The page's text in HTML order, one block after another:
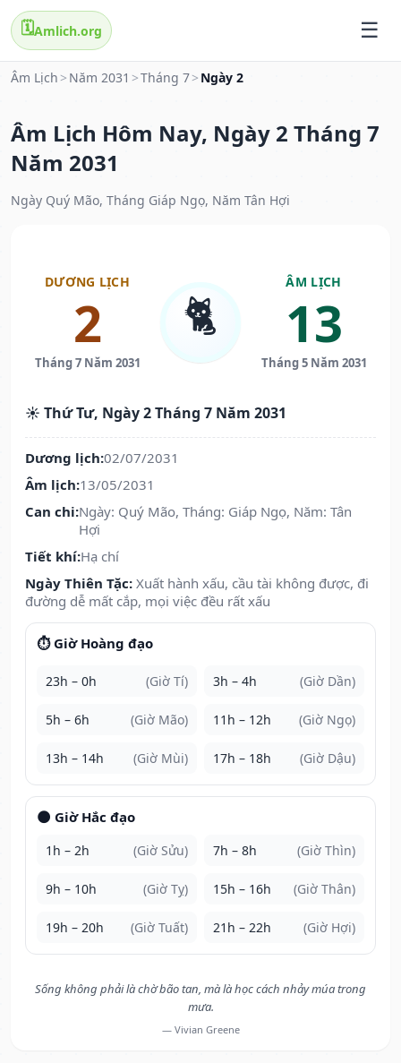
🗓️Amlich.org
Âm Lịch > Năm 2031 >Tháng 7> Ngày 2
Âm Lịch Hôm Nay, Ngày 2 Tháng 7
Năm 2031
Ngày Quý Mão, Tháng Giáp Ngọ, Năm Tân Hợi
DƯƠNG LỊCH
2
Tháng 7 Năm 2031
🐈
ÂM LỊCH
13
Tháng 5 Năm 2031
☀️ Thứ Tư, Ngày 2 Tháng 7 Năm 2031
Dương lịch:02/07/2031
Âm lịch:13/05/2031
Can chi:Ngày: Quý Mão, Tháng: Giáp Ngọ, Năm: Tân
Hợi
Tiết khí:Hạ chí
Ngày Thiên Tặc: Xuất hành xấu, cầu tài không được, đi
đường dễ mất cắp, mọi việc đều rất xấu
⏱️ Giờ Hoàng đạo
23h – 0h (Giờ Tí) 3h – 4h (Giờ Dần)
5h – 6h (Giờ Mão) 11h – 12h (Giờ Ngọ)
13h – 14h (Giờ Mùi) 17h – 18h (Giờ Dậu)
🌑 Giờ Hắc đạo
1h – 2h (Giờ Sửu) 7h – 8h (Giờ Thìn)
9h – 10h (Giờ Tỵ) 15h – 16h (Giờ Thân)
19h – 20h (Giờ Tuất) 21h – 22h (Giờ Hợi)
Sống không phải là chờ bão tan, mà là học cách nhảy múa trong
mưa.
— Vivian Greene